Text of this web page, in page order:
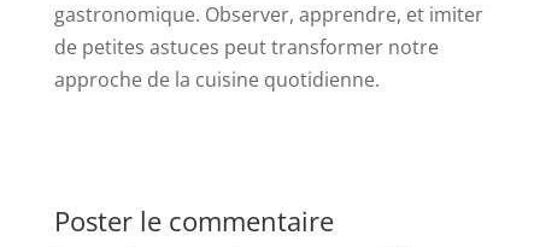
gastronomique. Observer, apprendre, et imiter
de petites astuces peut transformer notre
approche de la cuisine quotidienne.
Poster le commentaire